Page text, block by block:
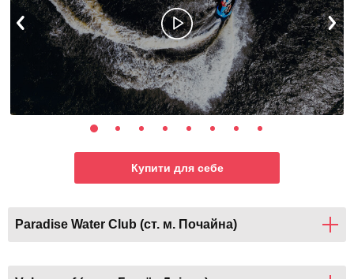
Купити для себе
Paradise Water Club (ст. м. Почайна)